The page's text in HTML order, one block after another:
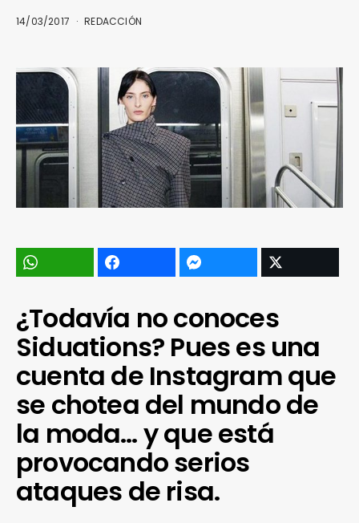
14/03/2017 REDACCIÓN
¿Todavía no conoces
Siduations? Pues es una
cuenta de Instagram que
se chotea del mundo de
la moda… y que está
provocando serios
ataques de risa.